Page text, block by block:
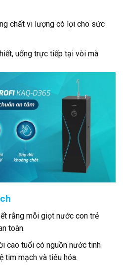
chất vi lượng có lợi cho sức
uống trực tiếp tại vòi mà
rằng mỗi giọt nước con trẻ
toàn.
cao tuổi có nguồn nước tinh
tim mạch và tiêu hóa.